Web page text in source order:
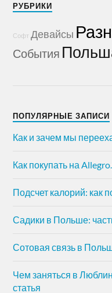
РУБРИКИ
Софт Девайсы
События
ПОПУЛЯРНЫЕ ЗАПИСИ
Как и зачем мы
Как покупать на
Подсчет калорий: как
Садики в Польше:
Сотовая связь в
Чем заняться в
статья